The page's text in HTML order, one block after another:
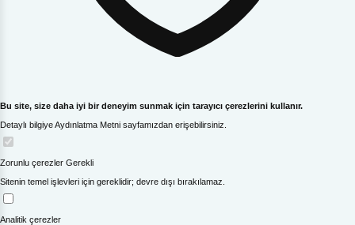
Bu site, size daha iyi bir deneyim sunmak için tarayıcı çerezlerini kullanır.
Detaylı bilgiye Aydınlatma Metni sayfamızdan erişebilirsiniz.
Zorunlu çerezler Gerekli
Sitenin temel işlevleri için gereklidir; devre dışı bırakılamaz.
Analitik çerezler